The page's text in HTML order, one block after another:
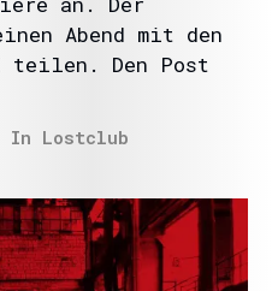
Abend mit den
teilen. Den Post
In Lostclub